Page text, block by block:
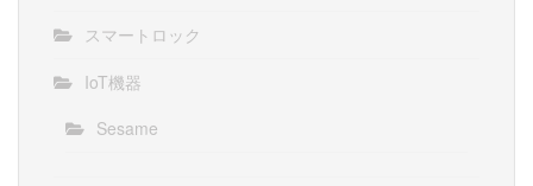
スマートロック
IoT機器
Sesame